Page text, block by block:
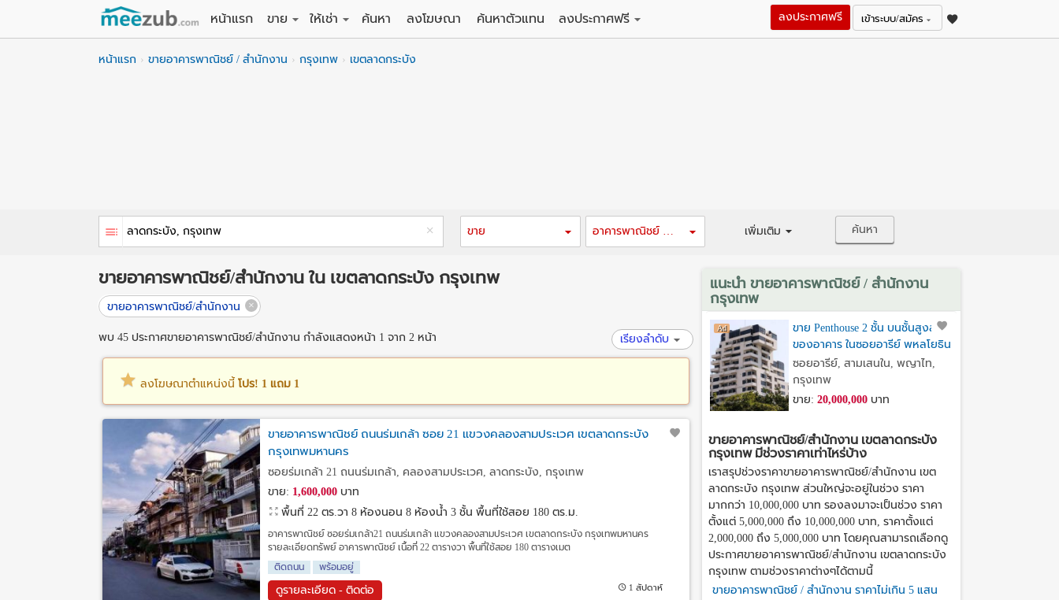
หน้าแรก
ขาย
ขายบ้าน
ให้เช่า
ให้เช่าบ้าน
ค้นหา ลงโฆษณา ค้นหาตัวแทน
ลงประกาศฟรี
เข้าระบบ/สมัคร
ลงประกาศฟรี
หน้าแรก ขายอาคารพาณิชย์ / สำนักงาน กรุงเทพ เขตลาดกระบัง
ขาย อาคารพาณิชย์ / สำนักงาน เพิ่มเติม ค้นหา
ขายอาคารพาณิชย์/สำนักงาน ใน เขตลาดกระบัง กรุงเทพ
ขายอาคารพาณิชย์/สำนักงาน
พบ 45 ประกาศขายอาคารพาณิชย์/สำนักงาน กำลังแสดงหน้า 1 จาก 2 หน้า เรียงลำดับ
ลงโฆษณาตำแหน่งนี้ โปร! 1 แถม 1
ขายอาคารพาณิชย์ ถนนร่มเกล้า ซอย 21 แขวงคลองสามประเวศ เขตลาดกระบัง
กรุงเทพมหานคร
ซอยร่มเกล้า 21 ถนนร่มเกล้า, คลองสามประเวศ, ลาดกระบัง, กรุงเทพ
ขาย: 1,600,000 บาท
พื้นที่ 22 ตร.วา 8 ห้องนอน 8 ห้องน้ำ 3 ชั้น พื้นที่ใช้สอย 180 ตร.ม.
อาคารพาณิชย์ ซอยร่มเกล้า21 ถนนร่มเกล้า แขวงคลองสามประเวศ เขตลาดกระบัง กรุงเทพมหานคร
รายละเอียดทรัพย์ อาคารพาณิชย์ เนื้อที่ 22 ตารางวา พื้นที่ใช้สอย 180 ตารางเมต
ติดถนน
พร้อมอยู่
ดูรายละเอียด - ติดต่อ 1 สัปดาห์
แนะนำ ขายอาคารพาณิชย์ / สำนักงาน
กรุงเทพ
ขาย Penthouse 2 ชั้น บนชั้นสูงสุด
ของอาคาร ในซอยอารีย์ พหลโยธิน
7
ซอยอารีย์, สามเสนใน, พญาไท,
กรุงเทพ
ขาย: 20,000,000บาท
ขายอาคารพาณิชย์/สำนักงาน เขตลาดกระบัง
กรุงเทพ มีช่วงราคาเท่าไหร่บ้าง
เราสรุปช่วงราคาขายอาคารพาณิชย์/สำนักงาน เขต
ลาดกระบัง กรุงเทพ ส่วนใหญ่จะอยู่ในช่วง ราคา
มากกว่า 10,000,000 บาท รองลงมาจะเป็นช่วง ราคา
ตั้งแต่ 5,000,000 ถึง 10,000,000 บาท, ราคาตั้งแต่
2,000,000 ถึง 5,000,000 บาท โดยคุณสามารถเลือกดู
ประกาศขายอาคารพาณิชย์/สำนักงาน เขตลาดกระบัง
กรุงเทพ ตามช่วงราคาต่างๆได้ตามนี้
ขายอาคารพาณิชย์ / สำนักงาน ราคาไม่เกิน 5 แสน